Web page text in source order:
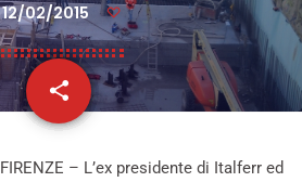
12/02/2015
share
email
FIRENZE – L’ex presidente di Italferr ed